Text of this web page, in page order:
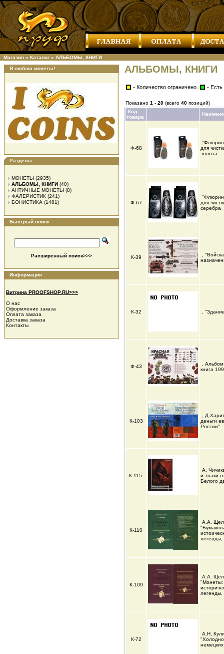
Магазин » Каталог » АЛЬБОМЫ, КНИГИ
Я люблю монеты!
Разделы
МОНЕТЫ (2935)
АЛЬБОМЫ, КНИГИ (40)
АНТИЧНЫЕ МОНЕТЫ (8)
ФАЛЕРИСТИК (241)
БОНИСТИКА (1481)
Быстрый поиск
Расширенный поиск>>>
Информация
Витрина PROOFSHOP.RU>>>
О нас
Оформление заказа
Оплата заказа
Доставка заказа
Контакты
АЛЬБОМЫ, КНИГИ
- Количество ограничено. - Есть
Показано 1 - 20 (всего 40 позиций)
Код
товара
Ф-68
для
золота
Ф-67
для
серебра
К-39
,
К-32 ,
Ф-43
,
книга
К-103
,
деньги
России"
К-115
А.
и знаки
Белого
К-110
А.А.
легенды,
К-109
А.А.
"Монеты:
легенды,
К-72
А.Н,
немецких